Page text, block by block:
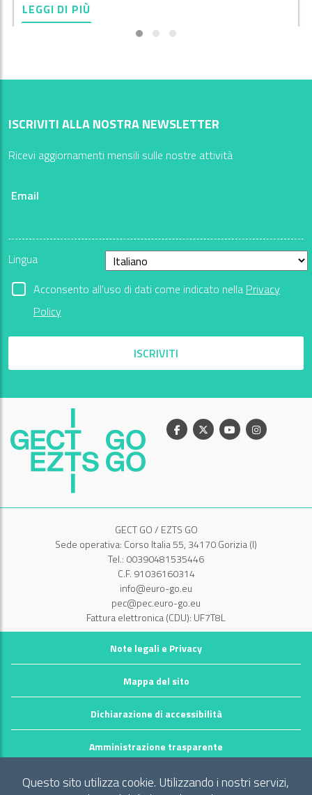
Questo sito utilizza cookie. Utilizzando i nostri servizi,
LEGGI DI PIÙ
ISCRIVITI ALLA NOSTRA NEWSLETTER
Ricevi aggiornamenti mensili sulle nostre attività
Email
Lingua
Acconsento all'uso di dati come indicato nella Privacy
Policy
ISCRIVITI
Facebook
X YoutubeInstagram
GECT GO / EZTS GO
Sede operativa: Corso Italia 55, 34170 Gorizia (I)
Tel.: 00390481535446
C.F. 91036160314
info@euro-go.eu
pec@pec.euro-go.eu
Fattura elettronica (CDU): UF7T8L
Note legali e Privacy
Mappa del sito
Dichiarazione di accessibilità
Amministrazione trasparente
©2026 GECT GO / EZTS GO
Realizzato da infoFactory Web Agency.